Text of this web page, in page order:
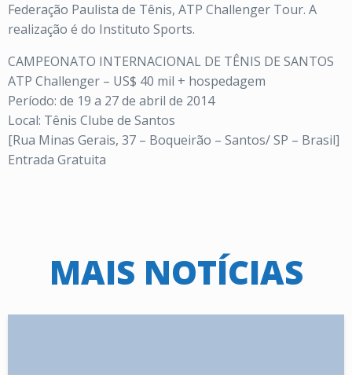
Federação Paulista de Tênis, ATP Challenger Tour. A
realização é do Instituto Sports.
CAMPEONATO INTERNACIONAL DE TÊNIS DE SANTOS
ATP Challenger – US$ 40 mil + hospedagem
Período: de 19 a 27 de abril de 2014
Local: Tênis Clube de Santos
[Rua Minas Gerais, 37 – Boqueirão – Santos/ SP – Brasil]
Entrada Gratuita
MAIS NOTÍCIAS